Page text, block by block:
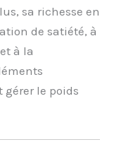
sa richesse en
de satiété, à
à la
le poids